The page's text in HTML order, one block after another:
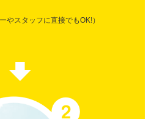
やスタッフに直接でもOK!）